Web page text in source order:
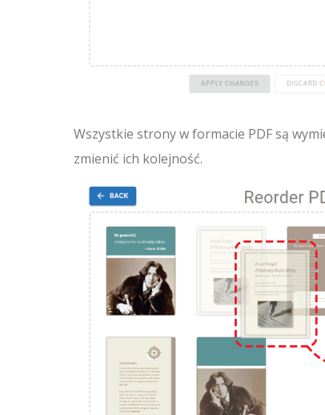
Wszystkie strony w formacie PDF są
zmienić ich kolejność.